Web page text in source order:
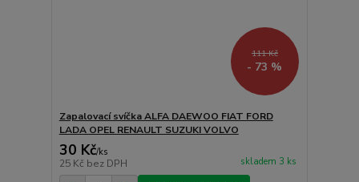
111 Kč
- 73 %
Zapalovací svíčka ALFA DAEWOO FIAT FORD
LADA OPEL RENAULT SUZUKI VOLVO
30 Kč/ks
25 Kč bez DPH skladem 3 ks